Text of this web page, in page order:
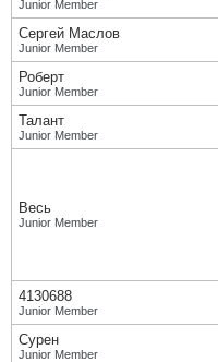
Junior Member
Сергей Маслов
Junior Member
Роберт
Junior Member
Талант
Junior Member
Весь
Junior Member
4130688
Junior Member
Сурен
Junior Member